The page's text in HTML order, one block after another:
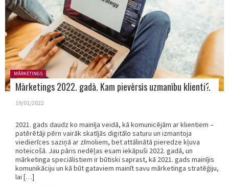
Posted in:
MĀRKETINGS
Mārketings 2022. gadā. Kam pievērsīs uzmanību klienti?
19/01/2022
2021. gads daudz ko mainīja veidā, kā komunicējām ar klientiem –
patērētāji pērn vairāk skatījās digitālo saturu un izmantoja
viedierīces saziņā ar zīmoliem, bet attālinātā pieredze kļuva
noteicošā. Jau pāris nedēļas esam iekāpuši 2022. gadā, un
mārketinga speciālistiem ir būtiski saprast, kā 2021. gads mainījis
komunikāciju un kā būt gataviem mainīt savu mārketinga stratēģiju,
lai […]